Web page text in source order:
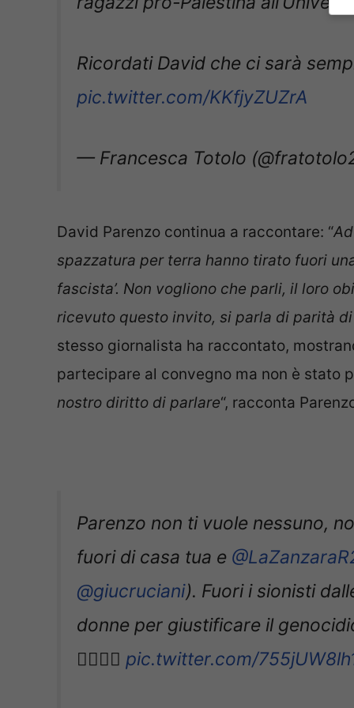
Ricordati David che ci sarà
pic.twitter.com/KKfjyZUZrA
— Francesca Totolo
David Parenzo continua a raccontare: “
spazzatura per terra hanno tirato fuori
fascista’. Non vogliono che parli, il loro
ricevuto questo invito, si parla di parità
stesso giornalista ha raccontato,
partecipare al convegno ma non è stato
nostro diritto di parlare“, racconta
Parenzo non ti vuole nessuno,
fuori di casa tua e
@giucruciani). Fuori i sionisti
donne per giustificare il
✌🏾🇵🇸 pic.twitter.com/